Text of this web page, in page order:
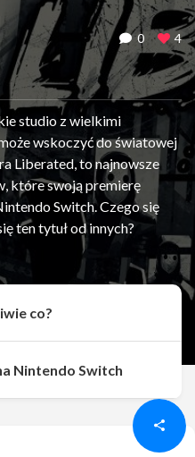
0 4
studio z wielkimi
wskoczyć do światowej
Liberated, to najnowsze
które swoją premierę
Switch. Czego się
ten tytuł od innych?
Udostępnij
co?
Nintendo Switch